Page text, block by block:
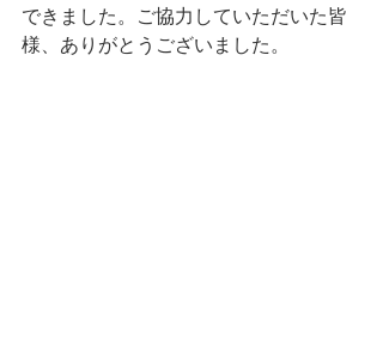
できました。ご協力していただいた皆
様、ありがとうございました。